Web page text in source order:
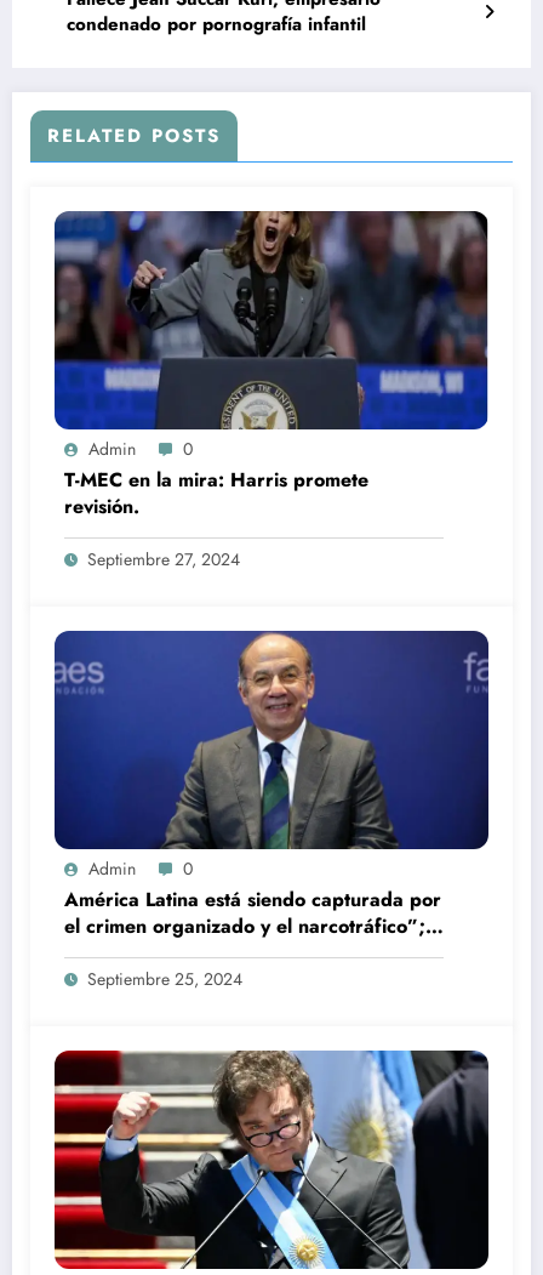
condenado por pornografía infantil
RELATED POSTS
Admin 0
T-MEC en la mira: Harris promete
revisión.
Septiembre 27, 2024
Admin 0
América Latina está siendo capturada por
el crimen organizado y el narcotráfico”;
alerta Felipe Calderón.
Septiembre 25, 2024